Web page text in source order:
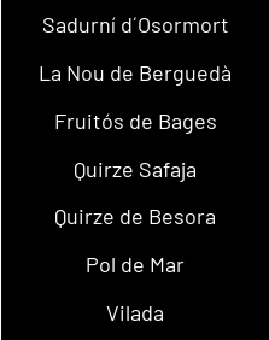
Sadurní d´Osormort
La Nou de Berguedà
Fruitós de Bages
Quirze Safaja
Quirze de Besora
Pol de Mar
Vilada